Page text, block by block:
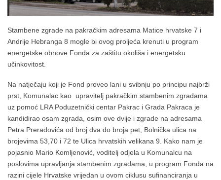
Stambene zgrade na pakračkim adresama Matice hrvatske 7 i
Andrije Hebranga 8 mogle bi ovog proljeća krenuti u program
energetske obnove Fonda za zaštitu okoliša i energetsku
učinkovitost.
Na natječaju koji je Fond proveo lani u svibnju po principu najbrži
prst, Komunalac kao upravitelj pakračkim stambenim zgradama
uz pomoć LRA Poduzetnički centar Pakrac i Grada Pakraca je
kandidirao osam zgrada, osim ove dvije i zgrade na adresama
Petra Preradovića od broj dva do broja pet, Bolnička ulica na
brojevima 53,70 i 72 te Ulica hrvatskih velikana 9. Kako nam je
pojasnio Mario Komljenović, voditelj odjela u Komunalcu na
poslovima upravljanja stambenim zgradama, u program Fonda na
razini cijele Hrvatske vrijedan u ovom ciklusu sufinanciranja u